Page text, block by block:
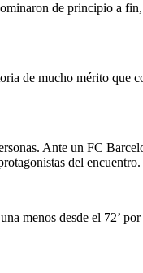
de principio a
de mucho mérito que
Ante un FC
del encuentro.
menos desde el 72’